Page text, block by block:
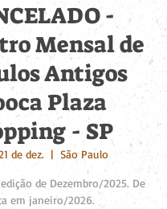
-
Mensal de
Antigos
Plaza
- SP
de dez.
  |
São Paulo
edição de Dezembro/2025. De
em janeiro/2026.